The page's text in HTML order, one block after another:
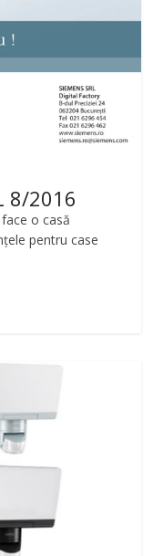
8/2016
o casă
pentru case